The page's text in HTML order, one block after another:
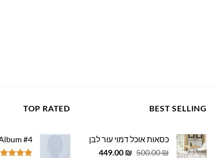
BEST SELLING
כסאות אוכל דמוי עור לבן
500.00₪
המחיר
449.00 ₪
המחיר
TOP RATED
#4